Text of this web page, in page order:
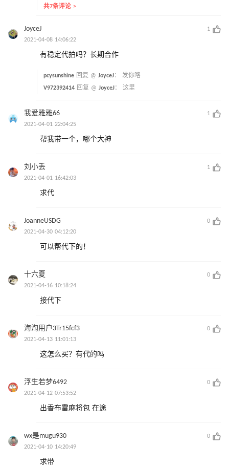
共7条评论 >
JoyceJ
1
2021-04-08 14:06:22
有稳定代拍吗？长期合作
pcysunshine 回复 @ JoyceJ： 发你咯
V972392414 回复 @ JoyceJ： 这里
我爱雅雅66
1
2021-04-01 22:04:25
帮我带一个，哪个大神
刘小丢
1
2021-04-01 16:42:03
求代
JoanneUSDG
0
2021-04-30 04:12:20
可以帮代下的！
十六夏
0
2021-04-16 10:18:24
接代下
海淘用户3Tr15fcf3
0
2021-04-13 11:01:13
这怎么买？有代的吗
浮生若梦6492
0
2021-04-12 07:53:52
出香布雷麻将包 在途
wx是mugu930
0
2021-04-10 14:20:49
求带